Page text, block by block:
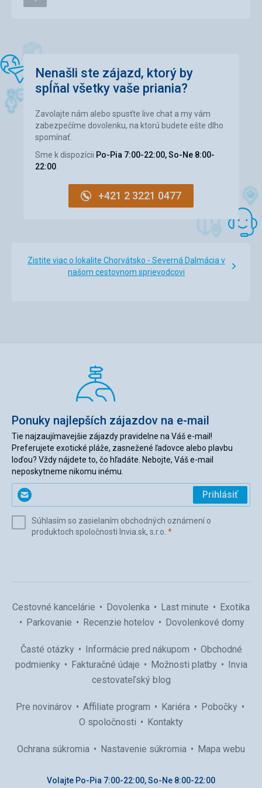
Okolie
Cena
Pláž
na inú pláž, kúsok od mesta.
Bola katastrofálna, varil ževraj chorvátsky kuchár, a aj tak
sa to nedalo jesť. Chodíme každý rok na dovolenku, ale s
takouto stravou som sa ešte nikde nestretla, myslela som
katastrofa. A hodnotenie stravy na stránke cestovky je
na to že chýbala mi mikrovlnka kvôli malej, ale zaobišli
sme sa, kúpelka tiež v pohode a balkón bol dosť velký.
Nenašli ste zájazd, ktorý by
spĺňal všetky vaše priania?
Zavolajte nám alebo spusťte live chat a my vám
zabezpečíme dovolenku, na ktorú budete ešte dlho
spomínať.
Sme k dispozícii Po-Pia 7:00-22:00, So-Ne 8:00-
22:00
+421 2 3221 0477
Zistite viac o lokalite Chorvátsko - Severná Dalmácia v
našom cestovnom sprievodcovi
Ponuky najlepších zájazdov na e-mail
Tie najzaujímavejšie zájazdy pravidelne na Váš e-mail!
Preferujete exotické pláže, zasnežené ľadovce alebo plavbu
loďou? Vždy nájdete to, čo hľadáte. Nebojte, Váš e-mail
neposkytneme nikomu inému.
Zadajte
svoj
(povinné)
Prihlásiť
Súhlasím so zasielaním obchodných oznámení o
produktoch spoločnosti Invia.sk, s.r.o. *(povinné)
Cestovné kancelárie Dovolenka Last minute
Exotika
Parkovanie
Recenzie hotelov Dovolenkové domy
Časté otázky Informácie pred nákupom
Obchodné
podmienky
Fakturačné údaje Možnosti platby
Invia
cestovateľský blog
Pre novinárov Affiliate program Kariéra
Pobočky
O spoločnosti
Kontakty
Ochrana súkromia Nastavenie súkromia Mapa webu
Volajte Po-Pia 7:00-22:00, So-Ne 8:00-22:00